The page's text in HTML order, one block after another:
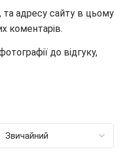
та адресу сайту в цьому
коментарів.
до відгуку,